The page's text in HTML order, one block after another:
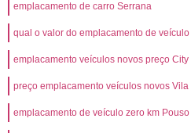
emplacamento de carro Serrana
qual o valor do emplacamento de
emplacamento veículos novos preço
preço emplacamento veículos novos
emplacamento de veículo zero km Pouso